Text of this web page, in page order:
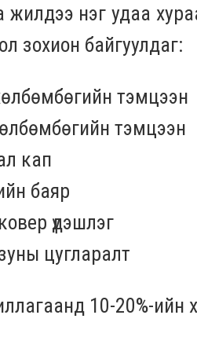
жилдээ нэг удаа
зохион байгуулдаг:
тэмцээн
тэмцээн
кап
баяр
үдэшлэг
цугларалт
10-20%-ийн